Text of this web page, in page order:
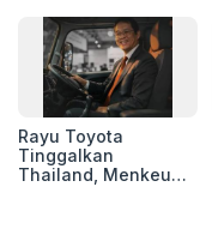
Rayu Toyota
Tinggalkan
Thailand, Menkeu